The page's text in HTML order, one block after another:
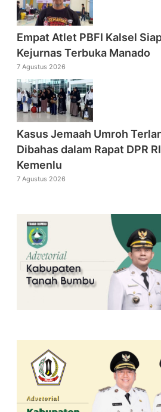
Empat Atlet PBFI Kalsel
Kejurnas Terbuka Manado
7 Agustus 2026
Kasus Jemaah Umroh
Dibahas dalam Rapat DPR
Kemenlu
7 Agustus 2026